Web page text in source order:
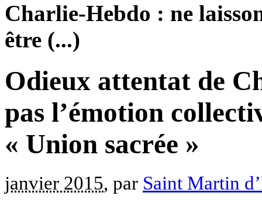
Charlie-Hebdo : ne
être (...)
Odieux attentat de
pas l’émotion
« Union sacrée »
janvier 2015, par Saint Martin